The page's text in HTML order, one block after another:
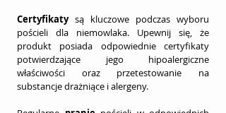
Certyfikaty są kluczowe podczas wyboru
pościeli dla niemowlaka. Upewnij się, że
produkt posiada odpowiednie certyfikaty
potwierdzające jego hipoalergiczne
właściwości oraz przetestowanie na
substancje drażniące i alergeny.